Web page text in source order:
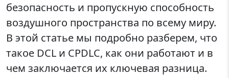
безопасность и пропускную способность
воздушного пространства по всему миру.
В этой статье мы подробно разберем, что
такое DCL и CPDLC, как они работают и в
чем заключается их ключевая разница.